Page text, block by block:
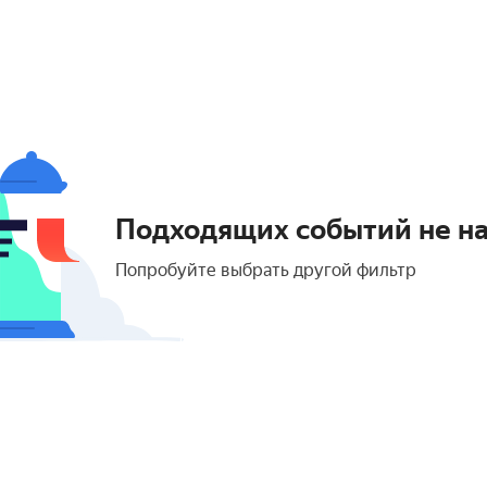
Подходящих событий не
Попробуйте выбрать другой фильтр